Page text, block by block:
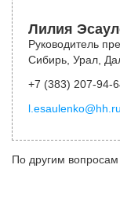
Лилия
Руководитель
Сибирь, Урал,
+7 (383) 207-94-
l.esaulenko@hh.ru
По другим